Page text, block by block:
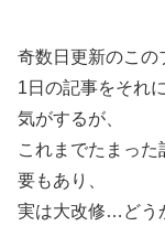
奇数日更新のこの
1日の記事をそれ
気がするが、
これまでたまっ
要もあり、
実は大改修…どう